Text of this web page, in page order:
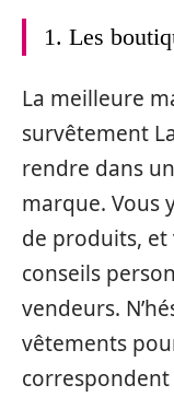
1. Les
La meilleure
survêtement
rendre dans
marque. Vous
de produits,
conseils
vendeurs.
vêtements